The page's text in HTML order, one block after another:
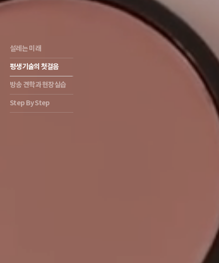
설레는 미래
평생기술의 첫걸음
방송 견학과 현장실습
Step By Step